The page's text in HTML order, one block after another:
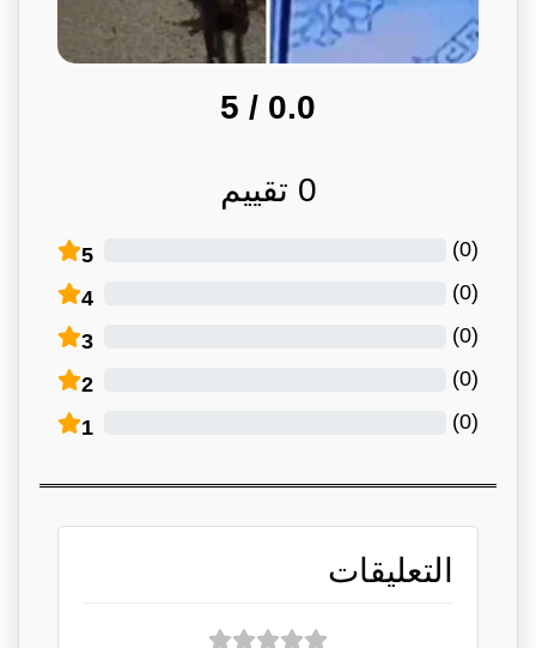
0.0
/ 5
0 تقييم
5 (
0
)
4 (
0
)
3 (
0
)
2 (
0
)
1 (
0
)
التعليقات